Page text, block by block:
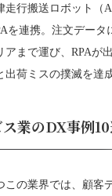
走行搬送ロボット（
を連携。注文データ
まで運び、RPAが
荷ミスの撲滅を達
業のDX事例
の業界では、顧客